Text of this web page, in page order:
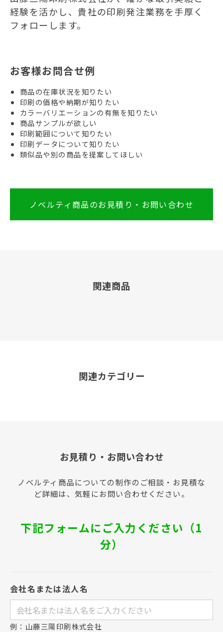
経験を活かし、貴社の印刷発注業務を手厚く
フォローします。
お客様お問合せ例
商品の在庫状況を知りたい
印刷の価格や納期が知りたい
カラーバリエーションの有無を知りたい
商品サンプルが欲しい
印刷範囲について知りたい
印刷データについて知りたい
類似品や別の商品を提案してほしい
ノベルティ商品のお見積り・お問い合わせ
関連商品
関連カテゴリー
お見積り・お問い合わせ
ノベルティ商品についての制作のご相談・お見積な
ど詳細は、気軽にお問い合わせください。
下記フォームにご入力ください（1
分）
会社名または法人名
例：山藤三陽印刷株式会社